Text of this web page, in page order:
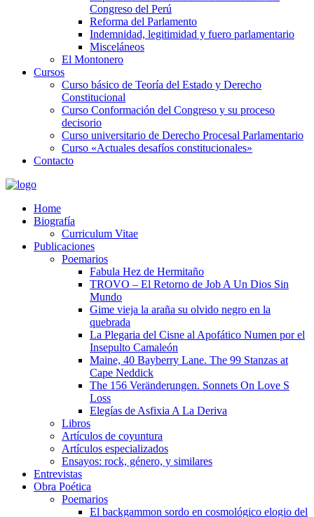
Congreso del Perú
Reforma del Parlamento
Indemnidad, legitimidad y fuero parlamentario
Misceláneos
El Montonero
Cursos
Curso básico de Teoría del Estado y Derecho
Constitucional
Curso Conformación del Congreso y su proceso
decisorio
Curso universitario de Derecho Procesal Parlamentario
Curso «Actuales desafíos constitucionales»
Contacto
Home
Biografía
Curriculum Vitae​
Publicaciones
Poemarios
Fabula Hez de Hermitaño
TROVO – El Retorno de Job A Un Dios Sin
Mundo
Gime vieja la araña su olvido negro en la
quebrada
La Plegaria del Cisne al Apofático Numen por el
Insepulto Camaleón
Maine, 40 Bayberry Lane. The 99 Stanzas at
Cape Neddick
The 156 Veränderungen. Sonnets On Love S
Loss
Elegías de Asfixia A La Deriva
Libros
Artículos de coyuntura
Artículos especializados
Ensayos: rock, género, y similares
Entrevistas
Obra Poética
Poemarios
El backgammon sordo en cosmológico elogio del